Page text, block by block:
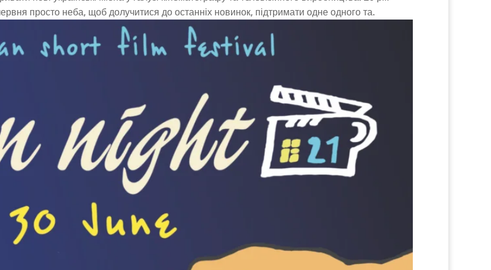
просто неба, щоб долучитися до останніх новинок, підтримати одне одного та.